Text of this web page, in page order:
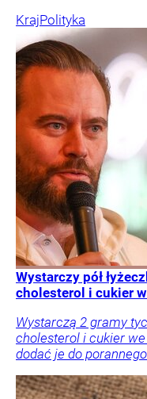
KrajPolityka
Wystarczy pół
cholesterol i cukier
Wystarczą 2 gramy
cholesterol i cukier
dodać je do